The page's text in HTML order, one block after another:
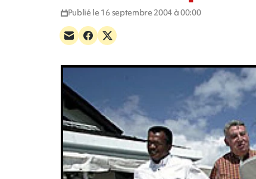
Publié le 16 septembre 2004 à 00:00